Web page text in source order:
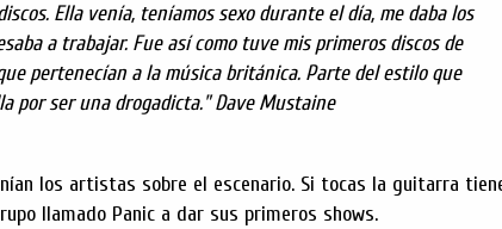
Ella venía, teníamos sexo durante el día, me daba los
a trabajar. Fue así como tuve mis primeros discos de
pertenecían a la música británica. Parte del estilo que
por ser una drogadicta." Dave Mustaine
los artistas sobre el escenario. Si tocas la guitarra
llamado Panic a dar sus primeros shows.